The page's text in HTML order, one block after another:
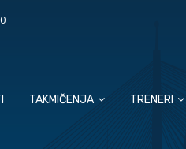
TAKMIČENJA TRENERI